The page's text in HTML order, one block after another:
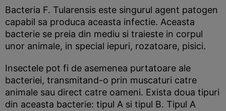
Bacteria F. Tularensis este singurul agent patogen
capabil sa produca aceasta infectie. Aceasta
bacterie se preia din mediu si traieste in corpul
unor animale, in special iepuri, rozatoare, pisici.
Insectele pot fi de asemenea purtatoare ale
bacteriei, transmitand-o prin muscaturi catre
animale sau direct catre oameni. Exista doua tipuri
din aceasta bacterie: tipul A si tipul B. Tipul A